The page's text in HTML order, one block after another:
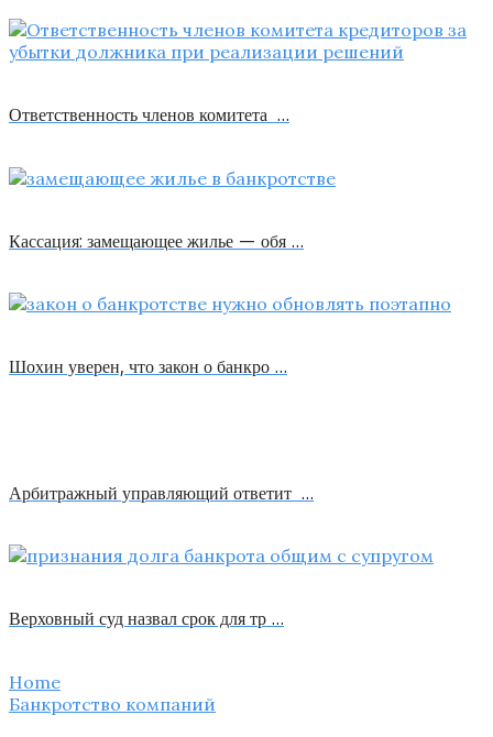
Ответственность членов комитета …
Кассация: замещающее жилье — обя …
Шохин уверен, что закон о банкро …
Арбитражный управляющий ответит …
Верховный суд назвал срок для тр …
Home
Банкротство компаний